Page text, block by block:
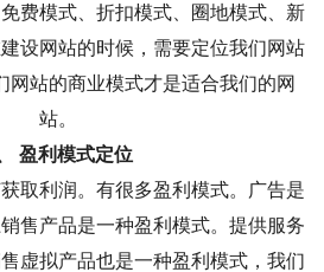
费模式、折扣模式、圈地模式、新
设网站的时候，需要定位我们网站
网站的商业模式才是适合我们的网
站。
盈利模式定位
取利润。有很多盈利模式。广告是
售产品是一种盈利模式。提供服务
虚拟产品也是一种盈利模式，我们